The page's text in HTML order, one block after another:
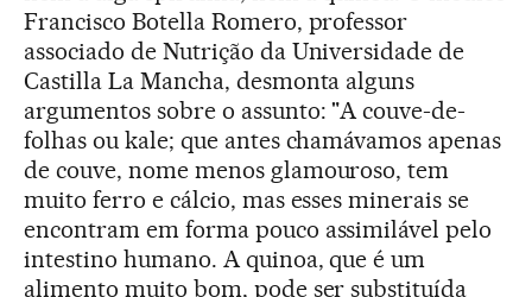
Francisco Botella Romero, professor
associado de Nutrição da Universidade de
Castilla La Mancha, desmonta alguns
argumentos sobre o assunto: "A couve-de-
folhas ou kale; que antes chamávamos apenas
de couve, nome menos glamouroso, tem
muito ferro e cálcio, mas esses minerais se
encontram em forma pouco assimilável pelo
intestino humano. A quinoa, que é um
alimento muito bom, pode ser substituída